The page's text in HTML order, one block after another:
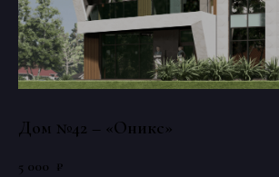
Дом №42 – «Оникс»
5 000 ₽
Публичная оферта о заключении договора об оказании